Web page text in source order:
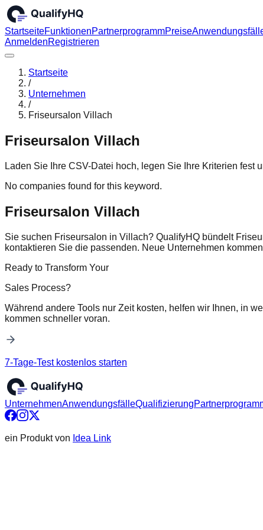
StartseiteFunktionenPartnerprogrammPreise
AnmeldenRegistrieren
Startseite
/
Unternehmen
/
Friseursalon Villach
Friseursalon Villach
Laden Sie Ihre CSV-Datei hoch, legen Sie Ihre Kriterien
No companies found for this keyword.
Friseursalon Villach
Sie suchen Friseursalon in Villach? QualifyHQ bündelt
kontaktieren Sie die passenden. Neue Unternehmen
Ready to Transform Your
Sales Process?
Während andere Tools nur Zeit kosten, helfen wir Ihnen, in
kommen schneller voran.
7-Tage-Test kostenlos starten
UnternehmenAnwendungsfälleQualifizierung
ein Produkt von Idea Link